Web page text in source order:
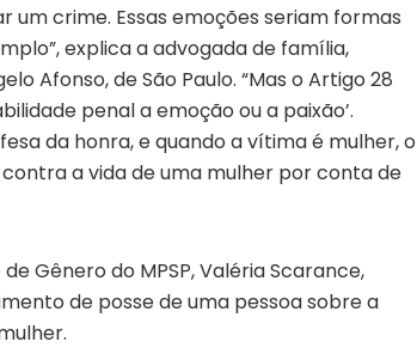
crime. Essas emoções seriam formas
explica a advogada de família,
Afonso, de São Paulo. “Mas o Artigo 28
penal a emoção ou a paixão’.
da honra, e quando a vítima é mulher, o
a vida de uma mulher por conta de
Gênero do MPSP, Valéria Scarance,
de posse de uma pessoa sobre a